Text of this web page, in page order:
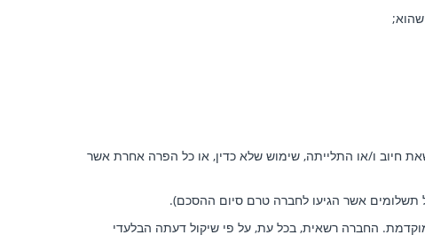
ביטול הרשאת חיוב ו/או התלייתה, שימוש שלא כדין, או כל הפרה אחרת אשר
תשלומים אשר הגיעו לחברה טרם סיום ההסכם).
החברה רשאית, בכל עת, על פי שיקול דעתה הבלעדי